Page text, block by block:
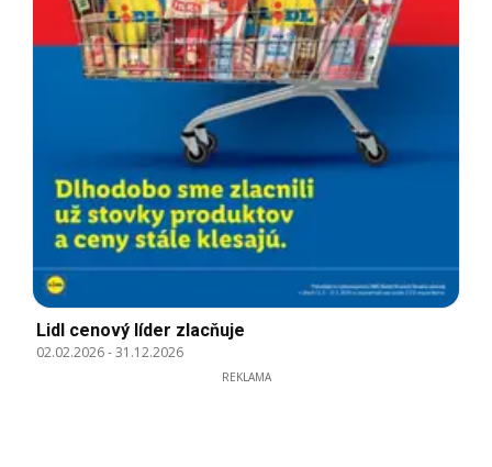
Lidl cenový líder zlacňuje
02.02.2026-31.12.2026
REKLAMA